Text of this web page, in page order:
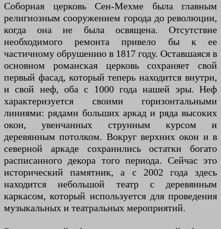
Соборная церковь Сен-Мехме была главным
религиозным сооружением города до революции,
когда она не была освящена. Отсутствие
необходимого ремонта привело бы к ее
частичному обрушению в 1817 году. Оставшаяся в
основном романская церковь сохраняет свой
первый фасад, который теперь находится внутри,
и свой неф, оба с 1000 года нашей эры. Неф
характеризуется своими горизонтальными
линиями: рядами больших аркад и ряда высоких
окон, увенчанных струнным курсом и
деревянным потолком. Вокруг верхних окон и в
северной аркаде сохранились остатки богато
расписанного декора того периода. Сейчас это
исторический памятник, а с 2002 года здесь
находится небольшой театр с деревянным
каркасом, который используется для проведения
музыкальных и театральных мероприятий.